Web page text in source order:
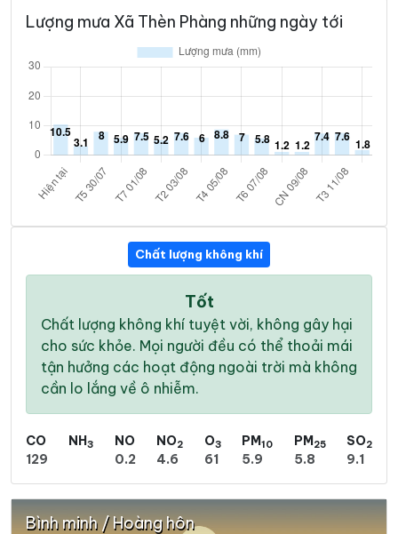
Lượng mưa Xã Thèn Phàng những ngày tới
Chất lượng không khí
Tốt
Chất lượng không khí tuyệt vời, không gây hại
cho sức khỏe. Mọi người đều có thể thoải mái
tận hưởng các hoạt động ngoài trời mà không
cần lo lắng về ô nhiễm.
CO
129
NH3
NO
0.2
NO2
4.6
O3
61
PM10
5.9
PM25
5.8
SO2
9.1
Bình minh / Hoàng hôn